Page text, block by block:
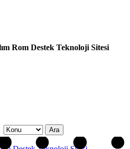
Rom Destek Teknoloji Sitesi